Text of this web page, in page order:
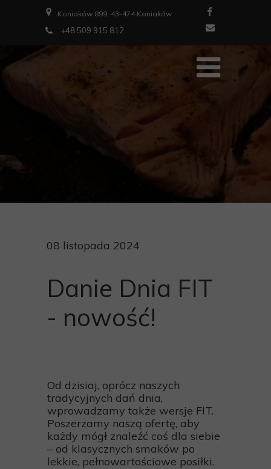
+48 509 915 812
Koniaków 899, 43-474 Koniaków
Danie Dnia FIT
- nowość!
08 listopada 2024
Od dzisiaj, oprócz naszych
tradycyjnych dań dnia,
wprowadzamy także wersje FIT.
Poszerzamy naszą ofertę, aby
każdy mógł znaleźć coś dla siebie
– od klasycznych smaków po
lekkie, pełnowartościowe posiłki.